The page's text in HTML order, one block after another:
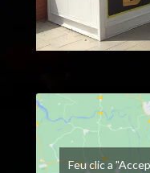
Feu clic a